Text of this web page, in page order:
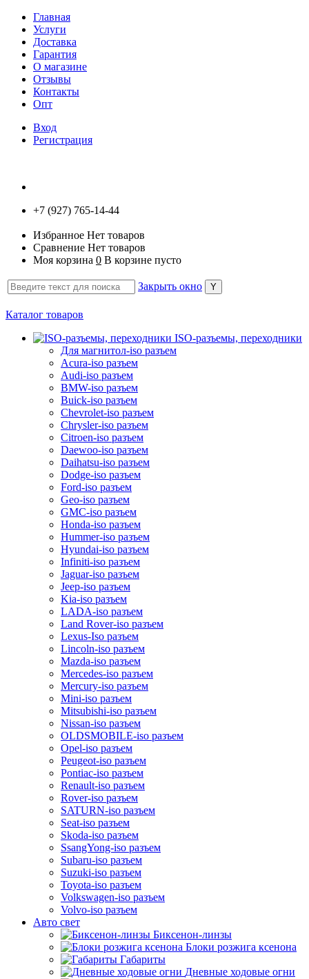
Главная
Услуги
Доставка
Гарантия
О магазине
Отзывы
Контакты
Опт
Вход
Регистрация
+7 (927) 765-14-44
Избранное Нет товаров
Сравнение Нет товаров
Моя корзина 0 В корзине пусто
Закрыть окно
Каталог товаров
ISO-разъемы, переходники
Для магнитол-iso разъем
Acura-iso разъем
Audi-iso разъем
BMW-iso разъем
Buick-iso разъем
Chevrolet-iso разъем
Chrysler-iso разъем
Citroen-iso разъем
Daewoo-iso разъем
Daihatsu-iso разъем
Dodge-iso разъем
Ford-iso разъем
Geo-iso разъем
GMC-iso разъем
Honda-iso разъем
Hummer-iso разъем
Hyundai-iso разъем
Infiniti-iso разъем
Jaguar-iso разъем
Jeep-iso разъем
Kia-iso разъем
LADA-iso разъем
Land Rover-iso разъем
Lexus-Iso разъем
Lincoln-iso разъем
Mazda-iso разъем
Mercedes-iso разъем
Mercury-iso разъем
Mini-iso разъем
Mitsubishi-iso разъем
Nissan-iso разъем
OLDSMOBILE-iso разъем
Opel-iso разъем
Peugeot-iso разъем
Pontiac-iso разъем
Renault-iso разъем
Rover-iso разъем
SATURN-iso разъем
Seat-iso разъем
Skoda-iso разъем
SsangYong-iso разъем
Subaru-iso разъем
Suzuki-iso разъем
Toyota-iso разъем
Volkswagen-iso разъем
Volvo-iso разъем
Авто свет
Биксенон-линзы
Блоки розжига ксенона
Габариты
Дневные ходовые огни